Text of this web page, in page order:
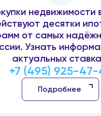
недвижимости
десятки
от самых
Узнать
актуальных
+7 (495) 925-
Подробнее